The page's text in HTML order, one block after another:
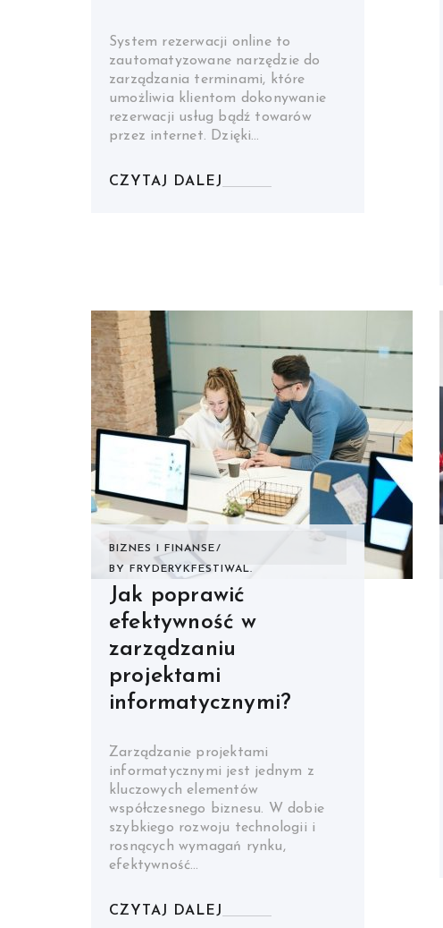
System rezerwacji online to
zautomatyzowane narzędzie do
zarządzania terminami, które
umożliwia klientom dokonywanie
rezerwacji usług bądź towarów
przez internet. Dzięki…
CZYTAJ DALEJ
BIZNES I FINANSE
BY
FRYDERYKFESTIWAL.
Jak poprawić
efektywność w
zarządzaniu
projektami
informatycznymi?
Zarządzanie projektami
informatycznymi jest jednym z
kluczowych elementów
współczesnego biznesu. W dobie
szybkiego rozwoju technologii i
rosnących wymagań rynku,
efektywność…
CZYTAJ DALEJ